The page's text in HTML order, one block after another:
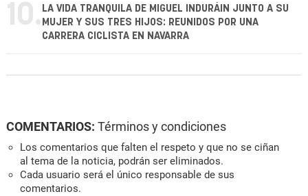
10. LA VIDA TRANQUILA DE MIGUEL INDURÁIN JUNTO A SU
MUJER Y SUS TRES HIJOS: REUNIDOS POR UNA
CARRERA CICLISTA EN NAVARRA
COMENTARIOS: Términos y condiciones
Los comentarios que falten el respeto y que no se ciñan
al tema de la noticia, podrán ser eliminados.
Cada usuario será el único responsable de sus
comentarios.